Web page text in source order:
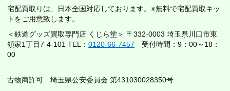
宅配買取りは、日本全国対応しております。※無料で宅配買取キッ
トをご用意致します。
＜鉄道グッズ買取専門店 くじら堂＞ 〒332-0003 埼玉県川口市東
領家1丁目7-4-101 TEL： 0120-66-7457 受付時間：9：00～18：
00
古物商許可 埼玉県公安委員会 第431030028350号